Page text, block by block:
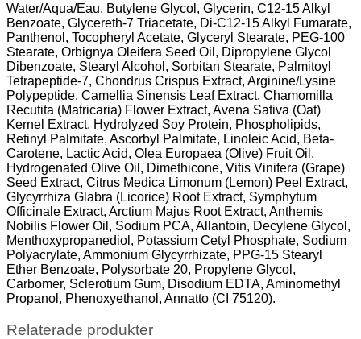
Water/Aqua/Eau, Butylene Glycol, Glycerin, C12-15 Alkyl
Benzoate, Glycereth-7 Triacetate, Di-C12-15 Alkyl Fumarate,
Panthenol, Tocopheryl Acetate, Glyceryl Stearate, PEG-100
Stearate, Orbignya Oleifera Seed Oil, Dipropylene Glycol
Dibenzoate, Stearyl Alcohol, Sorbitan Stearate, Palmitoyl
Tetrapeptide-7, Chondrus Crispus Extract, Arginine/Lysine
Polypeptide, Camellia Sinensis Leaf Extract, Chamomilla
Recutita (Matricaria) Flower Extract, Avena Sativa (Oat)
Kernel Extract, Hydrolyzed Soy Protein, Phospholipids,
Retinyl Palmitate, Ascorbyl Palmitate, Linoleic Acid, Beta-
Carotene, Lactic Acid, Olea Europaea (Olive) Fruit Oil,
Hydrogenated Olive Oil, Dimethicone, Vitis Vinifera (Grape)
Seed Extract, Citrus Medica Limonum (Lemon) Peel Extract,
Glycyrrhiza Glabra (Licorice) Root Extract, Symphytum
Officinale Extract, Arctium Majus Root Extract, Anthemis
Nobilis Flower Oil, Sodium PCA, Allantoin, Decylene Glycol,
Menthoxypropanediol, Potassium Cetyl Phosphate, Sodium
Polyacrylate, Ammonium Glycyrrhizate, PPG-15 Stearyl
Ether Benzoate, Polysorbate 20, Propylene Glycol,
Carbomer, Sclerotium Gum, Disodium EDTA, Aminomethyl
Propanol, Phenoxyethanol, Annatto (CI 75120).
Relaterade produkter